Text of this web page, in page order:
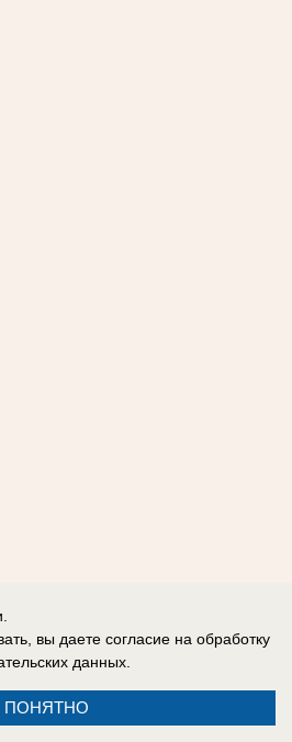
вы даете согласие на обработку
данных.
ПОНЯТНО